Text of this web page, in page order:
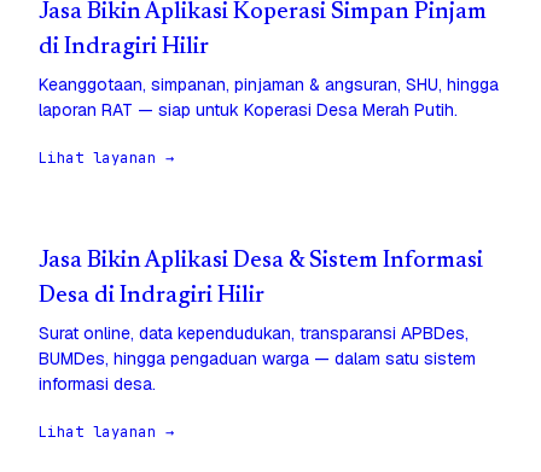
Jasa Bikin Aplikasi Koperasi Simpan Pinjam
di Indragiri Hilir
Keanggotaan, simpanan, pinjaman & angsuran, SHU, hingga
laporan RAT — siap untuk Koperasi Desa Merah Putih.
Lihat layanan →
Jasa Bikin Aplikasi Desa & Sistem Informasi
Desa di Indragiri Hilir
Surat online, data kependudukan, transparansi APBDes,
BUMDes, hingga pengaduan warga — dalam satu sistem
informasi desa.
Lihat layanan →